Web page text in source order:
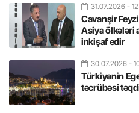
31.07.2026 -
Cavanşir
Asiya ölkələri
inkişaf edir
30.07.2026 -
Türkiyənin
təcrübəsi